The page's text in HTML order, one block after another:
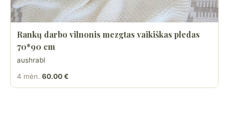
Rankų darbo vilnonis mezgtas vaikiškas pledas
70*90 cm
aushrabl
4 mėn. 60.00 €